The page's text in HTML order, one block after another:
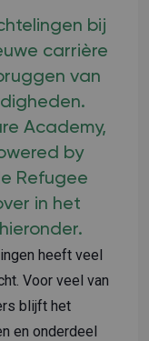
bij
carrière
van
Academy,
by
Refugee
in het
heeft veel
Voor veel van
blijft het
en onderdeel